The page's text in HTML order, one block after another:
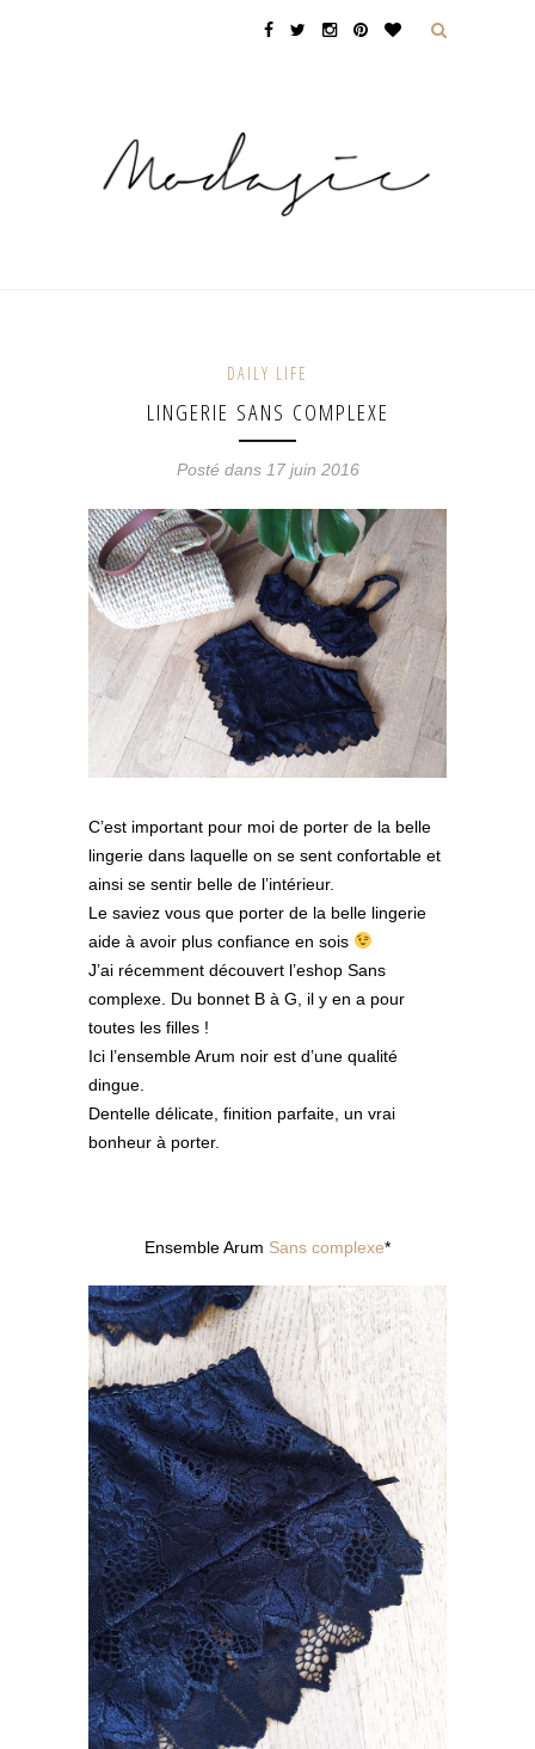
DAILY LIFE
LINGERIE SANS COMPLEXE
Posté dans 17 juin 2016
C’est important pour moi de porter de la belle
lingerie dans laquelle on se sent confortable et
ainsi se sentir belle de l’intérieur.
Le saviez vous que porter de la belle lingerie
aide à avoir plus confiance en sois
J’ai récemment découvert l’eshop Sans
complexe. Du bonnet B à G, il y en a pour
toutes les filles !
Ici l’ensemble Arum noir est d’une qualité
dingue.
Dentelle délicate, finition parfaite, un vrai
bonheur à porter.
Ensemble Arum Sans complexe*